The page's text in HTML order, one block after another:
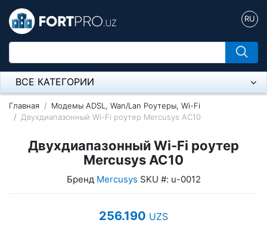
RU
ВСЕ КАТЕГОРИИ
Микрофон
Оборудование Mikrotik
Главная
Модемы ADSL, Wan/Lan Роутеры, Wi-Fi
Двухдиапазонный Wi-Fi роутер Mercusys AC10
Двухдиапазонный Wi-Fi роутер
Mercusys AC10
Бренд Mercusys SKU #: u-0012
256.190 UZS